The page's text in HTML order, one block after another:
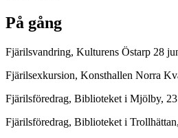
På gång
Fjärilsvandring, Kulturens Östarp 28
Fjärilsexkursion, Konsthallen Norra
Fjärilsföredrag, Biblioteket i Mjölby, 23
Fjärilsföredrag, Biblioteket i